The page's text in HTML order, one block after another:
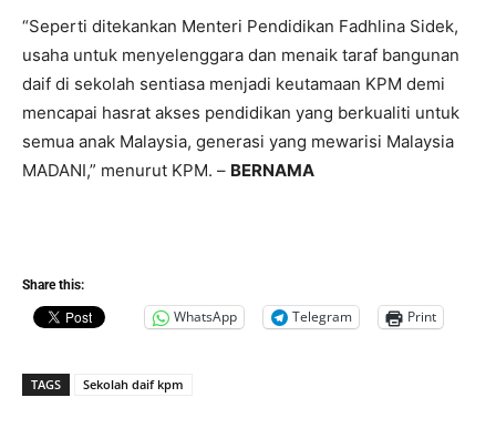
“Seperti ditekankan Menteri Pendidikan Fadhlina Sidek,
usaha untuk menyelenggara dan menaik taraf bangunan
daif di sekolah sentiasa menjadi keutamaan KPM demi
mencapai hasrat akses pendidikan yang berkualiti untuk
semua anak Malaysia, generasi yang mewarisi Malaysia
MADANI,” menurut KPM. – BERNAMA
Share this:
WhatsApp Telegram Print
TAGS Sekolah daif kpm